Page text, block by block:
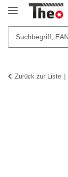
Zurück zur Liste